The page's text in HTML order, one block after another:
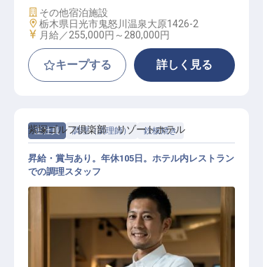
施設業態
その他宿泊施設
勤務地
栃木県日光市鬼怒川温泉大原1426-2
給与
月給／255,000円～ 280,000円
キープする 詳しく見る
正社員 調理（調理師） 鉄板焼き
紫塚ゴルフ倶楽部 リゾートホテル
昇給・賞与あり。年休105日。ホテル内レストラン
での調理スタッフ